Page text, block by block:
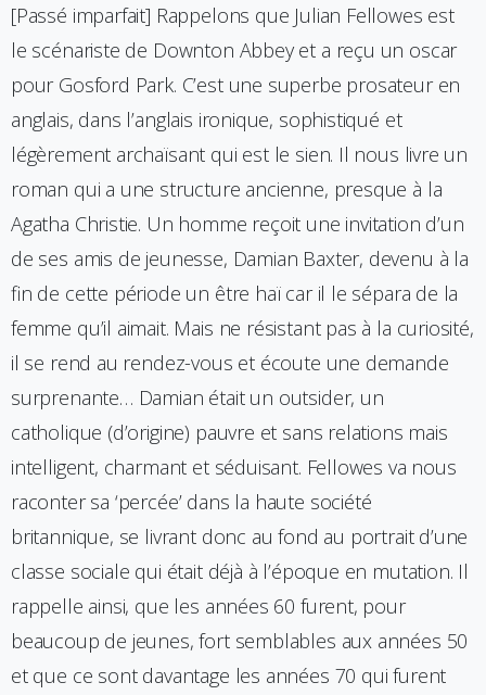
[Passé imparfait] Rappelons que Julian Fellowes est
le scénariste de Downton Abbey et a reçu un oscar
pour Gosford Park. C’est une superbe prosateur en
anglais, dans l’anglais ironique, sophistiqué et
légèrement archaïsant qui est le sien. Il nous livre un
roman qui a une structure ancienne, presque à la
Agatha Christie. Un homme reçoit une invitation d’un
de ses amis de jeunesse, Damian Baxter, devenu à la
fin de cette période un être haï car il le sépara de la
femme qu’il aimait. Mais ne résistant pas à la curiosité,
il se rend au rendez-vous et écoute une demande
surprenante… Damian était un outsider, un
catholique (d’origine) pauvre et sans relations mais
intelligent, charmant et séduisant. Fellowes va nous
raconter sa ‘percée’ dans la haute société
britannique, se livrant donc au fond au portrait d’une
classe sociale qui était déjà à l’époque en mutation. Il
rappelle ainsi, que les années 60 furent, pour
beaucoup de jeunes, fort semblables aux années 50
et que ce sont davantage les années 70 qui furent